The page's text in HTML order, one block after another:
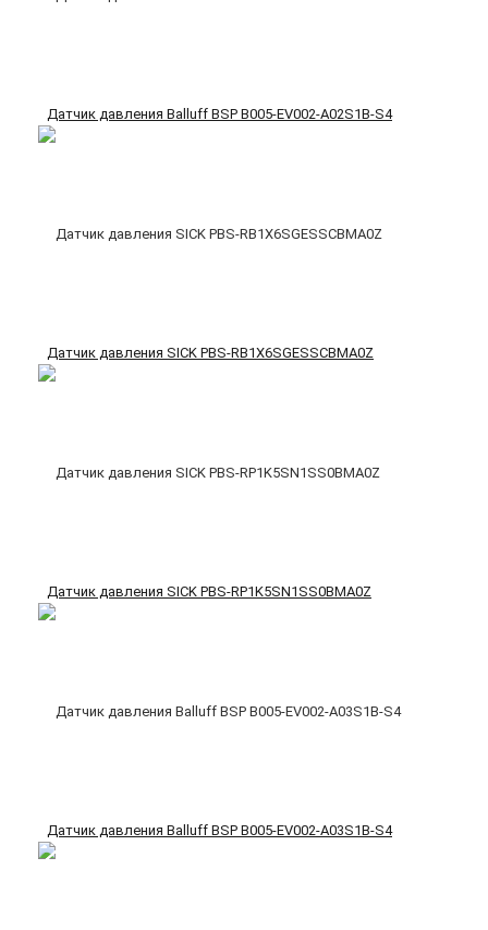
Датчик давления Balluff BSP B005-EV002-A02S1B-S4
Датчик давления SICK PBS-RB1X6SGESSCBMA0Z
Датчик давления SICK PBS-RP1K5SN1SS0BMA0Z
Датчик давления Balluff BSP B005-EV002-A03S1B-S4